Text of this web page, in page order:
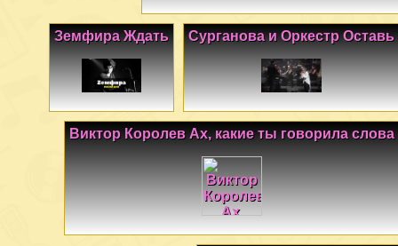
Сурганова и Оркестр Оставь
Земфира Ждать
Виктор Королев Ах, какие ты говорила слова